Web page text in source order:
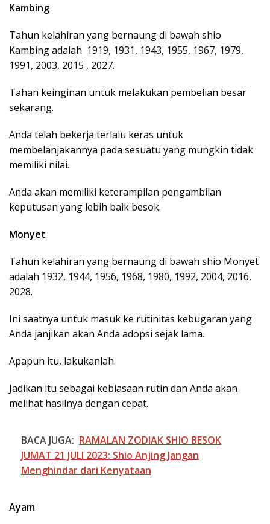
Kambing
Tahun kelahiran yang bernaung di bawah shio
Kambing adalah 1919, 1931, 1943, 1955, 1967, 1979,
1991, 2003, 2015 , 2027.
Tahan keinginan untuk melakukan pembelian besar
sekarang.
Anda telah bekerja terlalu keras untuk
membelanjakannya pada sesuatu yang mungkin tidak
memiliki nilai.
Anda akan memiliki keterampilan pengambilan
keputusan yang lebih baik besok.
Monyet
Tahun kelahiran yang bernaung di bawah shio Monyet
adalah 1932, 1944, 1956, 1968, 1980, 1992, 2004, 2016,
2028.
Ini saatnya untuk masuk ke rutinitas kebugaran yang
Anda janjikan akan Anda adopsi sejak lama.
Apapun itu, lakukanlah.
Jadikan itu sebagai kebiasaan rutin dan Anda akan
melihat hasilnya dengan cepat.
BACA JUGA: RAMALAN ZODIAK SHIO BESOK
JUMAT 21 JULI 2023: Shio Anjing Jangan
Menghindar dari Kenyataan
Ayam